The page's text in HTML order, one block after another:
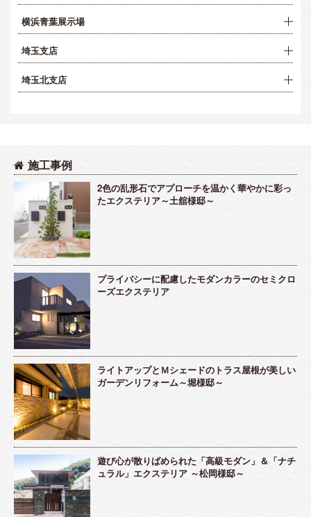
横浜青葉展示場
埼玉支店
埼玉北支店
施工事例
2色の乱形石でアプローチを温かく華やかに彩っ
たエクステリア～土舘様邸～
プライバシーに配慮したモダンカラーのセミクロ
ーズエクステリア
ライトアップとＭシェードのトラス屋根が美しい
ガーデンリフォーム～堀様邸～
遊び心が散りばめられた「高級モダン」＆「ナチ
ュラル」エクステリア ～松岡様邸～